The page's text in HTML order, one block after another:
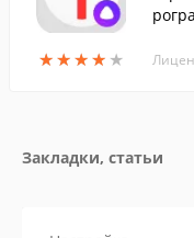
★★★★ ★
★★★★ ★
Закладки, статьи